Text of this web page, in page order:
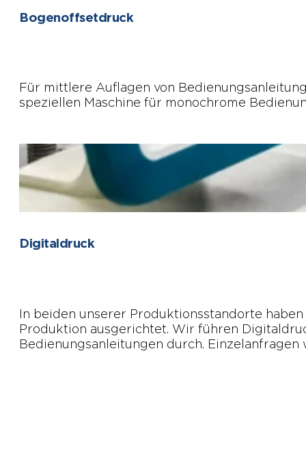
Bogenoffsetdruck
Für mittlere Auflagen von
speziellen Maschine für monochrome
Digitaldruck
In beiden unserer Produktionsstandorte
Produktion ausgerichtet. Wir führen
Bedienungsanleitungen durch.